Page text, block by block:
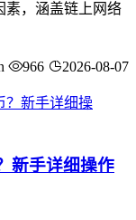
素，涵盖链上网络
966 2026-08-07
新手详细操作